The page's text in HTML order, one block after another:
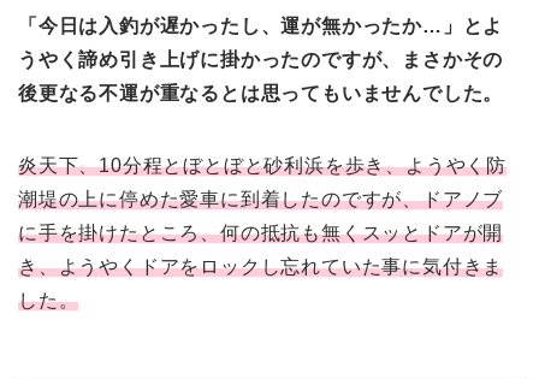
「今日は入釣が遅かったし、運が無かったか…」とよ
うやく諦め引き上げに掛かったのですが、まさかその
後更なる不運が重なるとは思ってもいませんでした。
炎天下、10分程とぼとぼと砂利浜を歩き、ようやく防
潮堤の上に停めた愛車に到着したのですが、ドアノブ
に手を掛けたところ、何の抵抗も無くスッとドアが開
き、ようやくドアをロックし忘れていた事に気付きま
した。